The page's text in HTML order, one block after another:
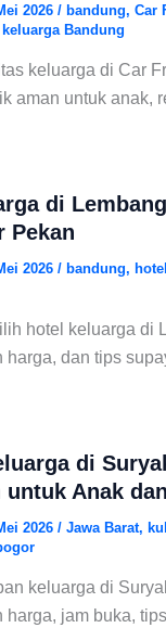
2026 / bandung, Car
Bandung
keluarga di Car
aman untuk anak,
di
Pekan
2026 / bandung,
hotel keluarga di
harga, dan tips
di
untuk Anak
2026 / Jawa Barat,
keluarga di
harga, jam buka,